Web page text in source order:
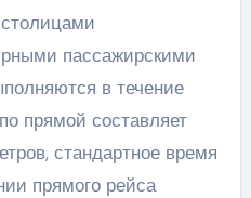
пассажирскими
в течение
прямой составляет
стандартное время
прямого рейса